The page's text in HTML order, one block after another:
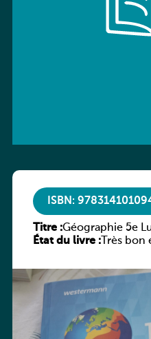
ISBN:
Titre :Géographie 5e
Praxis
État du livre :Très bon